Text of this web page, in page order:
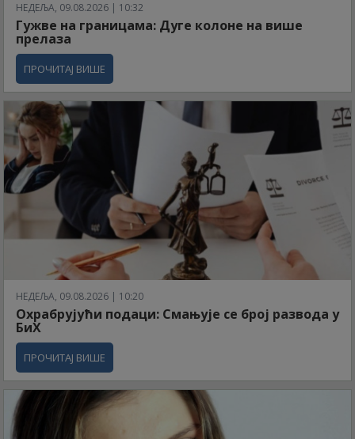
НЕДЕЉА, 09.08.2026 | 10:32
Гужве на границама: Дуге колоне на више
прелаза
ПРОЧИТАЈ ВИШЕ
НЕДЕЉА, 09.08.2026 | 10:20
Охрабрујући подаци: Смањује се број развода у
БиХ
ПРОЧИТАЈ ВИШЕ